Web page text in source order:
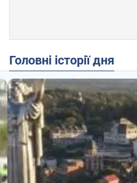
Головні історії дня